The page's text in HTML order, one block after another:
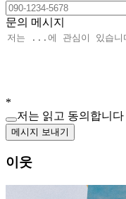
문의 메시지
*
저는 읽고 동의합니다
메시지 보내기
이웃